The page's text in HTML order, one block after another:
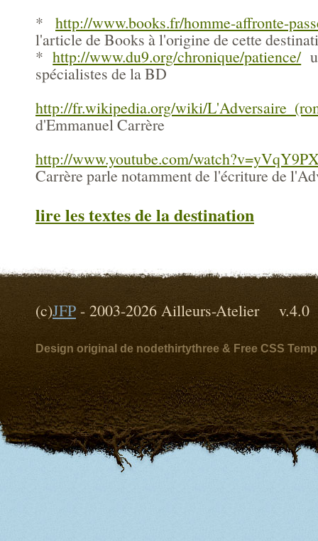
* http://www.books.fr/homme-affronte-
l'article de Books à l'origine de cette
*http://www.du9.org/chronique/patience/
spécialistes de la BD
http://fr.wikipedia.org/wiki/
d'Emmanuel Carrère
http://www.youtube.com/
Carrère parle notamment de l'écriture de
lire les textes de la destination
(c)JFP - 2003-2026 Ailleurs-Atelier
Design original de nodethirtythree & Free CSS